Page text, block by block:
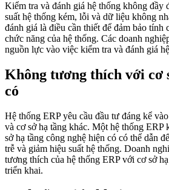
Kiểm tra và đánh giá hệ thống không đầy
suất hệ thống kém, lỗi và dữ liệu không
đánh giá là điều cần thiết để đảm bảo tính
chức năng của hệ thống. Các doanh
nguồn lực vào việc kiểm tra và đánh giá
Không tương thích với cơ
có
Hệ thống ERP yêu cầu đầu tư đáng kể
và cơ sở hạ tầng khác. Một hệ thống
sở hạ tầng công nghệ hiện có có thể dẫn
trễ và giảm hiệu suất hệ thống. Doanh
tương thích của hệ thống ERP với cơ sở
triển khai.